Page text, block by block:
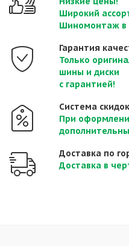
Широкий
Шиномонтаж в
Гарантия
Только
шины и диски
с гарантией!
Система скидок
При
Доставка по
Доставка в